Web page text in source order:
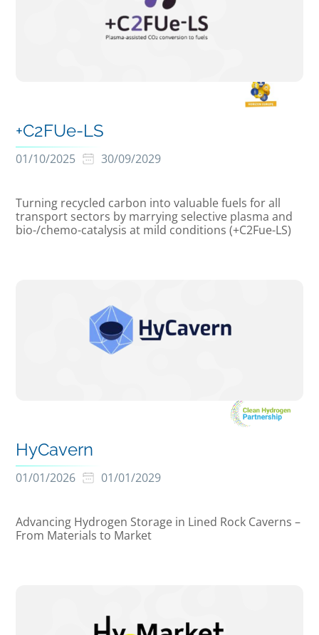
+C2FUe-LS
01/10/2025 30/09/2029
Turning recycled carbon into valuable fuels for all
transport sectors by marrying selective plasma and
bio-/chemo-catalysis at mild conditions (+C2Fue-LS)
HyCavern
01/01/2026 01/01/2029
Advancing Hydrogen Storage in Lined Rock Caverns –
From Materials to Market